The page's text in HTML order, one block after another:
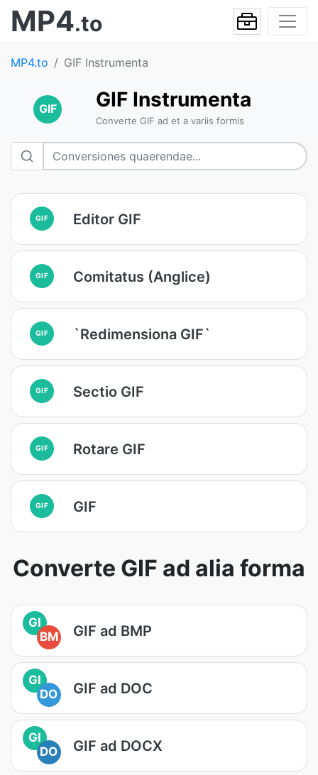
MP4.to
MP4.to GIF Instrumenta
GIF GIF Instrumenta
Converte GIF ad et a variis formis
GIF Editor GIF
GIF Comitatus (Anglice)
GIF `Redimensiona GIF`
GIF Sectio GIF
GIF Rotare GIF
GIF GIF
Converte GIF ad alia forma
GI
BM
GIF ad BMP
GI
DO
GIF ad DOC
GI
DO
GIF ad DOCX